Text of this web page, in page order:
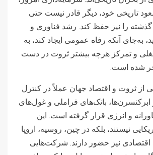
تاریخی خود، دیگر قادر نیست حتی
را نیز حفظ کند. رشد فناوری و
به‌جای آنکه رفاه عمومی ایجاد کند، به
و تمرکز هرچه بیشتر ثروت در دست
شده است.
از ثروت و اقتصاد جهان عملاً در کنترل
بانک‌های فراملی و غول‌های
و انرژی قرار گرفته است. این
نیستند، بلکه در چین، روسیه، اروپا
نیز حضور دارند. شرکت‌هایی